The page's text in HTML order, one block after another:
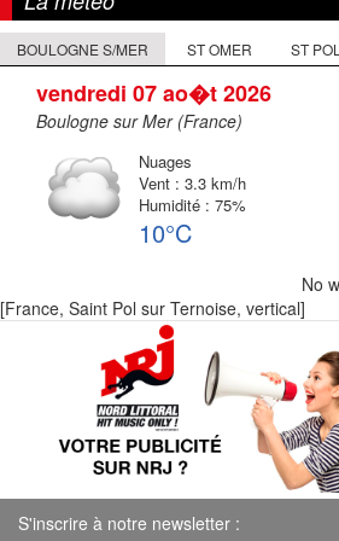
BOULOGNE S/MER ST OMER ST POL
vendredi 07 ao�t 2026
Boulogne sur Mer (France)
Nuages
Vent : 3.3 km/h
Humidité : 75%
10°C
No
[France, Saint Pol sur Ternoise, vertical]
S'inscrire à notre newsletter :